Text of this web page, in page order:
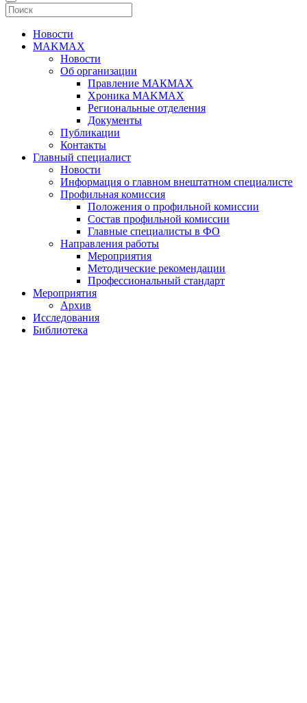
Новости
MAKMAX
Новости
Об организации
Правление МАКМАХ
Хроника MAKMAX
Региональные отделения
Документы
Публикации
Контакты
Главный специалист
Новости
Информация о главном внештатном специалисте
Профильная комиссия
Положения о профильной комиссии
Состав профильной комиссии
Главные специалисты в ФО
Направления работы
Мероприятия
Методические рекомендации
Профессиональный стандарт
Мероприятия
Архив
Исследования
Библиотека